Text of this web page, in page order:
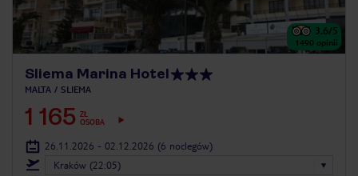
3.6/5
1490 opinii
Sliema Marina Hotel
MALTA SLIEMA
1 165 ZŁ
OSOBA
26.11.2026 - 02.12.2026 (6 noclegów)
Kraków (22:05)